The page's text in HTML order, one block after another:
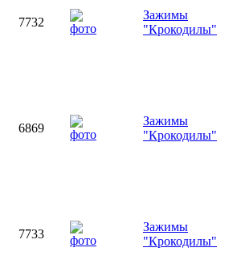
7732
Зажимы
"Крокодилы"
6869
Зажимы
"Крокодилы"
7733
Зажимы
"Крокодилы"